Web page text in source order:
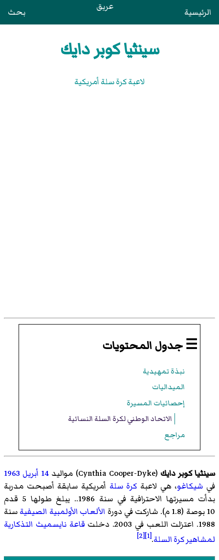
الرئيسية عريق بحث
سينثيا كوبر دايك
لاعبة كرة سلة أمريكية
☰ جدول المحتويات
نبذة تمهيدية
الميداليات
إحصائيات المسيرة
الاتحاد الوطني لكرة السلة النسائية
مراجع
سينثيا كوبر دايك (
Cynthia Cooper-Dyke)‏ مواليد 14 أبريل
1963
في شيكاغو، هي لاعبة كرة سلة أمريكية سابقة أصبحت مدربة
بدأت مسيرتها الاحترافية في سنة 1986.. يبلغ طولها 5 قدم
10 بوصة (1.8 م). شاركت في دورة
الألعاب الأولمبية الصيفيةسنة
1988. اعتزلت اللعب في 2003. دخلت
قاعة نايسميث التذكارية
لمشاهير كرة السلة.
[1]
[2]